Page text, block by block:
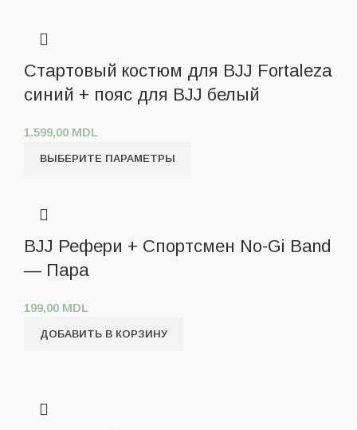
Стартовый костюм для BJJ Fortaleza
синий + пояс для BJJ белый
1.599,00 MDL
ВЫБЕРИТЕ ПАРАМЕТРЫ
BJJ Рефери + Спортсмен No-Gi Band
— Пара
199,00 MDL
ДОБАВИТЬ В КОРЗИНУ